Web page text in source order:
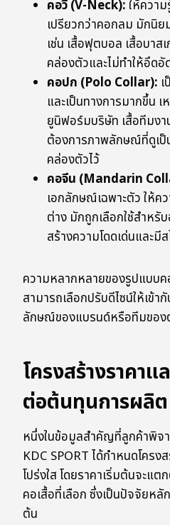
คอวี (V-Neck):ให้ควา
เปรียวกว่าคอกลม มักนิย
เช่น เสื้อฟุตบอล เสื้อบา
คล่องตัวและไม่ทำให้อึด
คอปก (Polo Collar):
และเป็นทางการมากขึ้น เ
ยูนิฟอร์มบริษัท เสื้อทีมง
ต้องการภาพลักษณ์ที่ดูเ
คล่องตัวไว้
คอจีน (Mandarin
เอกลักษณ์เฉพาะตัว ให้ค
ต่าง มักถูกเลือกใช้สำห
สร้างความโดดเด่นและมี
ความหลากหลายของรูปแบบค
สามารถเลือกปรับดีไซน์ให้เข้
ลักษณ์ของแบรนด์หรือทีมของ
โครงสร้างราคา
ต่อต้นทุนการผลิต
หนึ่งในข้อมูลสำคัญที่ลูกค้าพิจ
KDC SPORT ได้กำหนดโครง
โปร่งใส โดยราคาเริ่มต้นจะแ
คอเสื้อที่เลือก ซึ่งเป็นปัจจัยห
ต้น